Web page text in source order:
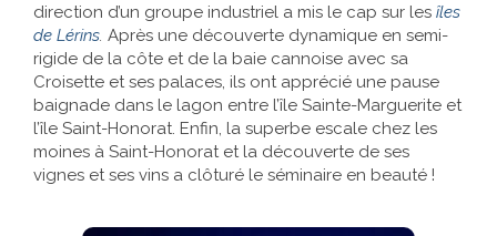
direction d’un groupe industriel a mis le cap sur les îles
de Lérins. Après une découverte dynamique en semi-
rigide de la côte et de la baie cannoise avec sa
Croisette et ses palaces, ils ont apprécié une pause
baignade dans le lagon entre l’île Sainte-Marguerite et
l’île Saint-Honorat. Enfin, la superbe escale chez les
moines à Saint-Honorat et la découverte de ses
vignes et ses vins a clôturé le séminaire en beauté !